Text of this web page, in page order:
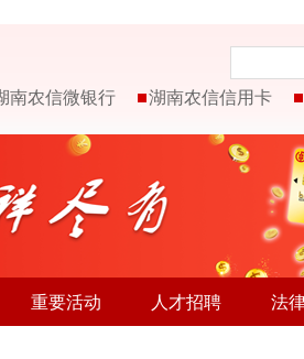
南农信微银行 湖南农信信用卡
重要活动 人才招聘 法